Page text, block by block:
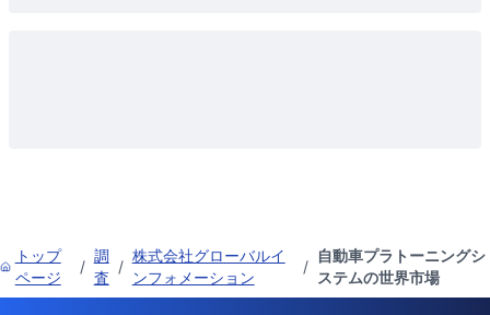
トップ
ページ
/
調
査
/
株式会社グローバルイ
ンフォメーション
/
自動車プラトーニングシ
ステムの世界市場